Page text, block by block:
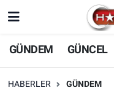
GÜNDEM GÜNCEL
HABERLER GÜNDEM
Nöbetçi Eczaneler
Hava Durumu